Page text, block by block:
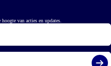
van acties en updates.